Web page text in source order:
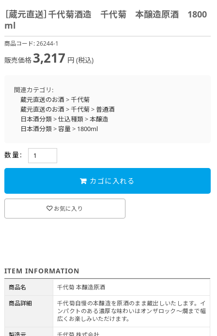
［蔵元直送］千代菊酒造 千代菊 本醸造原酒 1800
ml
商品コード:26244-1
販売価格 3,217 円 (税込)
関連カテゴリ:
蔵元直送のお酒 >千代菊
蔵元直送のお酒 >千代菊> 普通酒
日本酒分類>仕込種類>本醸造
日本酒分類>容量> 1800ml
数量:
カゴに入れる
お気に入り
ITEM INFORMATION
商品名
千代菊 本醸造原酒
商品詳細
千代菊自慢の本醸造を原酒のまま蔵出しいたします。イ
ンパクトのある濃厚な味わいはオンザロック～燗まで幅
広くお楽しみいただけます。